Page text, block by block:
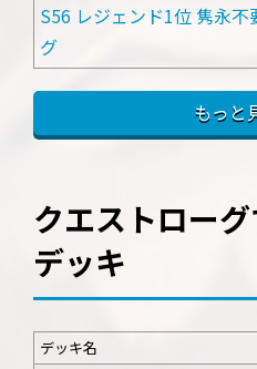
S56 レジェンド1位 隽永不
グ
もっと
クエストロー
デッキ
デッキ名